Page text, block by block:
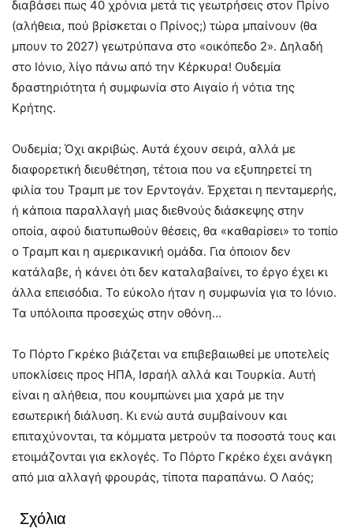
διαβάσει πως 40 χρόνια μετά τις γεωτρήσεις στον Πρίνο
(αλήθεια, πού βρίσκεται ο Πρίνος;) τώρα μπαίνουν (θα
μπουν το 2027) γεωτρύπανα στο «οικόπεδο 2». Δηλαδή
στο Ιόνιο, λίγο πάνω από την Κέρκυρα! Ουδεμία
δραστηριότητα ή συμφωνία στο Αιγαίο ή νότια της
Κρήτης.
Ουδεμία; Όχι ακριβώς. Αυτά έχουν σειρά, αλλά με
διαφορετική διευθέτηση, τέτοια που να εξυπηρετεί τη
φιλία του Τραμπ με τον Ερντογάν. Έρχεται η πενταμερής,
ή κάποια παραλλαγή μιας διεθνούς διάσκεψης στην
οποία, αφού διατυπωθούν θέσεις, θα «καθαρίσει» το τοπίο
ο Τραμπ και η αμερικανική ομάδα. Για όποιον δεν
κατάλαβε, ή κάνει ότι δεν καταλαβαίνει, το έργο έχει κι
άλλα επεισόδια. Το εύκολο ήταν η συμφωνία για το Ιόνιο.
Τα υπόλοιπα προσεχώς στην οθόνη…
Το Πόρτο Γκρέκο βιάζεται να επιβεβαιωθεί με υποτελείς
υποκλίσεις προς ΗΠΑ, Ισραήλ αλλά και Τουρκία. Αυτή
είναι η αλήθεια, που κουμπώνει μια χαρά με την
εσωτερική διάλυση. Κι ενώ αυτά συμβαίνουν και
επιταχύνονται, τα κόμματα μετρούν τα ποσοστά τους και
ετοιμάζονται για εκλογές. Το Πόρτο Γκρέκο έχει ανάγκη
από μια αλλαγή φρουράς, τίποτα παραπάνω. Ο Λαός;
Σχόλια